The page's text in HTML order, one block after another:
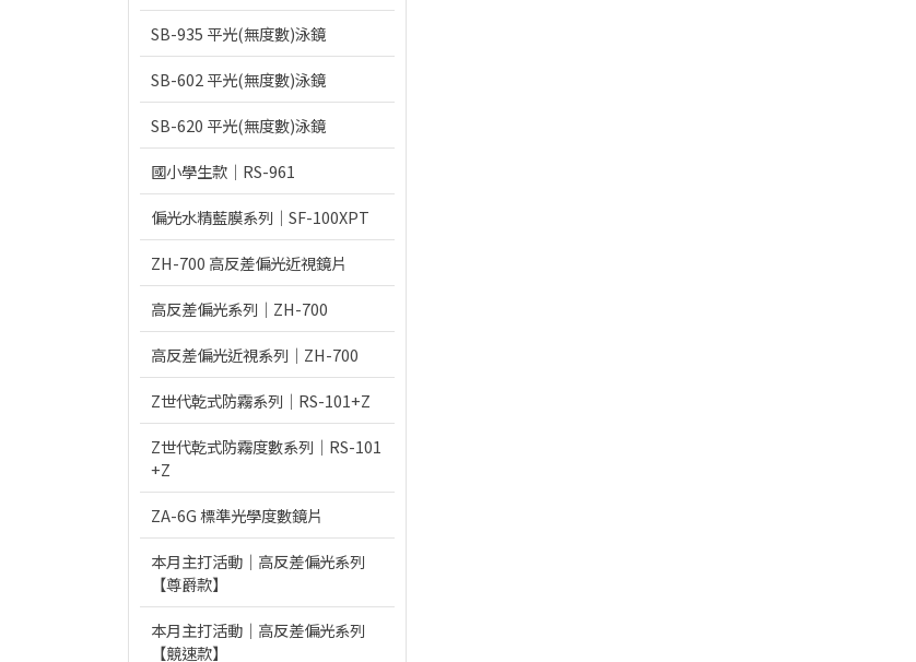
SB-935 平光(無度數)泳鏡
SB-602 平光(無度數)泳鏡
SB-620 平光(無度數)泳鏡
國小學生款｜RS-961
偏光水精藍膜系列｜SF-100XPT
ZH-700 高反差偏光近視鏡片
高反差偏光系列｜ZH-700
高反差偏光近視系列｜ZH-700
Z世代乾式防霧系列｜RS-101+Z
Z世代乾式防霧度數系列｜RS-101
+Z
ZA-6G 標準光學度數鏡片
本月主打活動｜高反差偏光系列
【尊爵款】
本月主打活動｜高反差偏光系列
【競速款】